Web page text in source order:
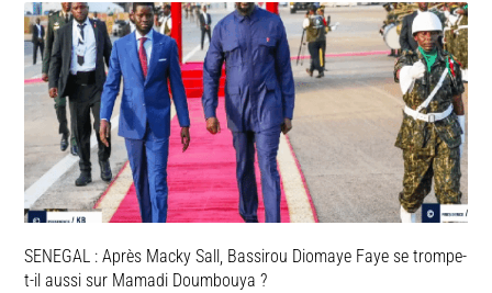
SENEGAL : Après Macky Sall, Bassirou Diomaye Faye se trompe-
t-il aussi sur Mamadi Doumbouya ?